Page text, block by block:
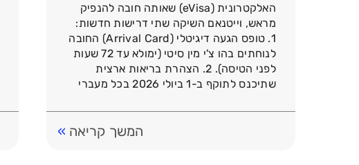
האלקטרונית (eVisa) שאותה חובה להנפיק
מראש, וייטנאם השיקה שתי דרישות חדשות:
1. טופס הגעה דיגיטלי (Arrival Card) החובה
לנוחתים בהו צ'י מין סיטי (ימולא עד 72 שעות
לפני הטיסה). 2. הצהרת בריאות ארצית
שתיכנס לתוקף ב-1 ביולי 2026 בכל מעברי
המשך קריאה »